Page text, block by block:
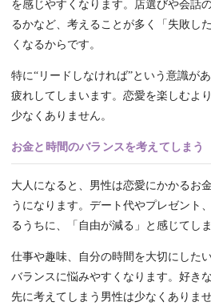
を感じやすくなります。店選びや会話
るかなど、考えることが多く「失敗し
くなるからです。
特に“リードしなければ”という意識が
疲れしてしまいます。恋愛を楽しむよ
少なくありません。
お金と時間のバランスを考えてしまう
大人になると、男性は恋愛にかかるお
うになります。デート代やプレゼント
るうちに、「自由が減る」と感じてし
仕事や趣味、自分の時間を大切にした
バランスに悩みやすくなります。好き
先に考えてしまう男性は少なくありませ